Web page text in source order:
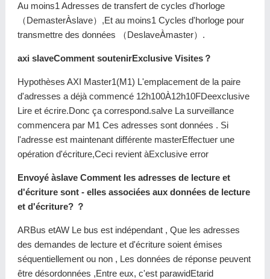
Au moins1 Adresses de transfert de cycles d'horloge
（DemasterÀslave）,Et au moins1 Cycles d'horloge pour
transmettre des données （DeslaveÀmaster）.
axi slaveComment soutenirExclusive Visites？
Hypothèses AXI Master1(M1) L'emplacement de la paire
d'adresses a déjà commencé 12h100À12h10FDeexclusive
Lire et écrire.Donc ça correspond.salve La surveillance
commencera par M1 Ces adresses sont données . Si
l'adresse est maintenant différente masterEffectuer une
opération d'écriture,Ceci revient àExclusive error
Envoyé àslave Comment les adresses de lecture et
d'écriture sont - elles associées aux données de lecture
et d'écriture? ？
ARBus etAW Le bus est indépendant , Que les adresses
des demandes de lecture et d'écriture soient émises
séquentiellement ou non , Les données de réponse peuvent
être désordonnées ,Entre eux, c'est parawidEtarid